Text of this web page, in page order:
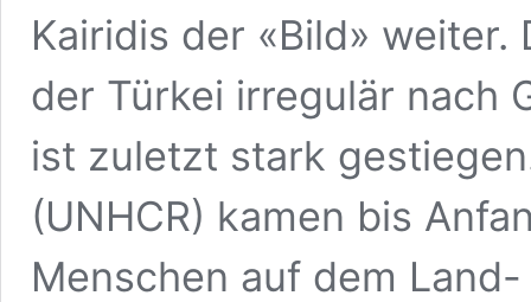
Kairidis der «Bild»
der Türkei irregulär nach
ist zuletzt stark
(UNHCR) kamen bis
Menschen auf dem